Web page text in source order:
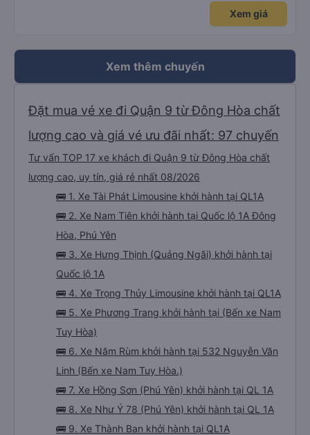
bạn ấy nha. Nếu bạn ấy bị trừ thì bảo bạn ấy liên hệ sđt của mình, mình hỗ
trợ ạ. Số mình đuôi 666, chuyến ĐH-NT ngày 16/1. À các bạn nữ lễ tân xinh
iu còn đổi cho mình phòng đơn sang đôi xong còn note là (một mình) yêu
Xem giá
Xem thêm chuyến
Đặt mua vé xe đi Quận 9 từ Đông Hòa chất
lượng cao và giá vé ưu đãi nhất: 97 chuyến
Tư vấn TOP 17 xe khách đi Quận 9 từ Đông Hòa chất
lượng cao, uy tín, giá rẻ nhất 08/2026
🚌 1. Xe Tài Phát Limousine khởi hành tại QL1A
🚌 2. Xe Nam Tiên khởi hành tại Quốc lộ 1A Đông
Hòa, Phú Yên
🚌 3. Xe Hưng Thịnh (Quảng Ngãi) khởi hành tại
Quốc lộ 1A
🚌 4. Xe Trọng Thủy Limousine khởi hành tại QL1A
🚌 5. Xe Phương Trang khởi hành tại (Bến xe Nam
Tuy Hòa)
🚌 6. Xe Năm Rùm khởi hành tại 532 Nguyễn Văn
Linh (Bến xe Nam Tuy Hòa.)
🚌 7. Xe Hồng Sơn (Phú Yên) khởi hành tại QL 1A
🚌 8. Xe Như Ý 78 (Phú Yên) khởi hành tại QL 1A
🚌 9. Xe Thành Ban khởi hành tại QL1A